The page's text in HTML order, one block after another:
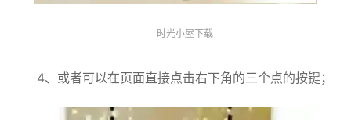
时光小屋下载
4、或者可以在页面直接点击右下角的三个点的按键；